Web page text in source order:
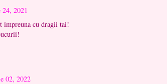
24, 2021
impreuna cu dragii tai!
02, 2022